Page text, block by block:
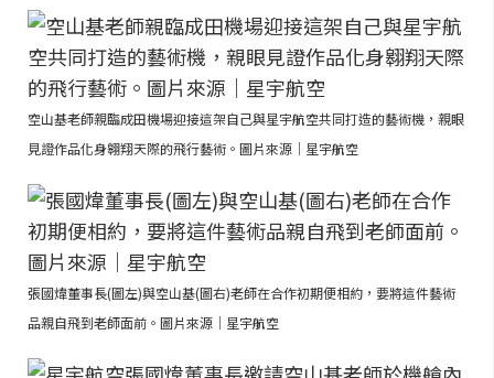
空山基老師親臨成田機場迎接這架自己與星宇航空共同打造的藝術機，親眼
見證作品化身翱翔天際的飛行藝術。圖片來源｜星宇航空
張國煒董事長(圖左)與空山基(圖右)老師在合作初期便相約，要將這件藝術
品親自飛到老師面前。圖片來源｜星宇航空